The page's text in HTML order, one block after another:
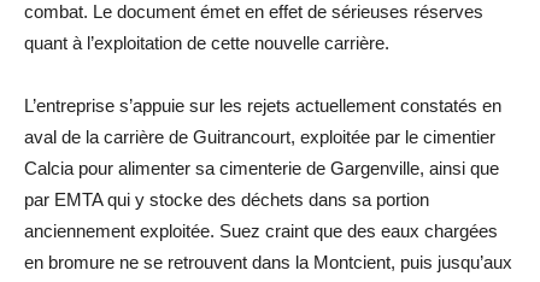
combat. Le document émet en effet de sérieuses réserves
quant à l’exploitation de cette nouvelle carrière.
L’entreprise s’appuie sur les rejets actuellement constatés en
aval de la carrière de Guitrancourt, exploitée par le cimentier
Calcia pour alimenter sa cimenterie de Gargenville, ainsi que
par EMTA qui y stocke des déchets dans sa portion
anciennement exploitée. Suez craint que des eaux chargées
en bromure ne se retrouvent dans la Montcient, puis jusqu’aux